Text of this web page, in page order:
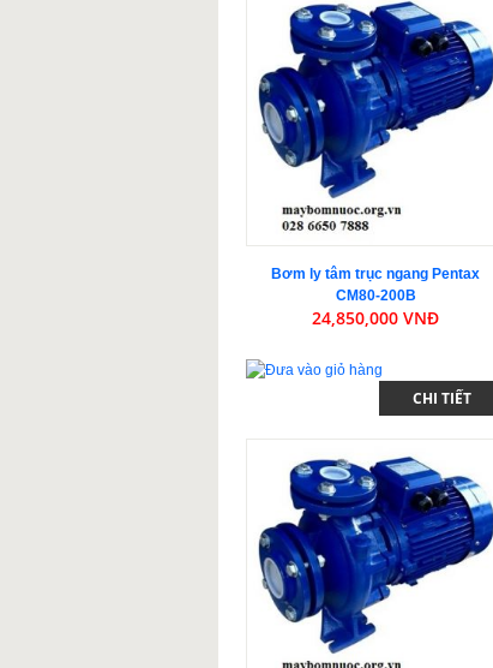
Bơm ly tâm trục ngang Pentax
CM80-200B
24,850,000 VNĐ
CHI TIẾT